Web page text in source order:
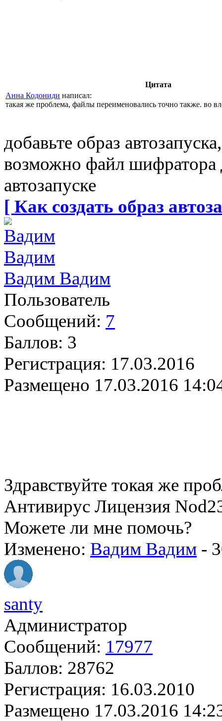
Цитата
Анна Кодониди написал:
такая же проблема, файлы переименовались точно также. во
добавьте образ автозапуска,
возможно файл шифратора
автозапуске
[ Как создать образ
Вадим Вадим
Пользователь
Сообщений: 7
Баллов: 3
Регистрация: 17.03.2016
Размещено 17.03.2016
Здравствуйте токая же
Антивирус Лицензия
Можете ли мне помочь?
Изменено: Вадим Вадим -
santy
Администратор
Сообщений: 17977
Баллов: 28762
Регистрация: 16.03.2010
Размещено 17.03.2016